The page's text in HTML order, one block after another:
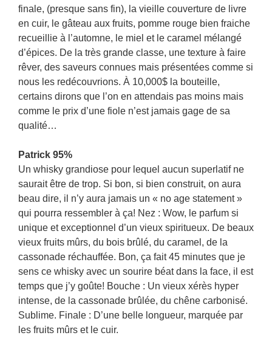
finale, (presque sans fin), la vieille couverture de livre
en cuir, le gâteau aux fruits, pomme rouge bien fraiche
recueillie à l’automne, le miel et le caramel mélangé
d’épices. De la très grande classe, une texture à faire
rêver, des saveurs connues mais présentées comme si
nous les redécouvrions. À 10,000$ la bouteille,
certains dirons que l’on en attendais pas moins mais
comme le prix d’une fiole n’est jamais gage de sa
qualité…
Patrick 95%
Un whisky grandiose pour lequel aucun superlatif ne
saurait être de trop. Si bon, si bien construit, on aura
beau dire, il n’y aura jamais un « no age statement »
qui pourra ressembler à ça! Nez : Wow, le parfum si
unique et exceptionnel d’un vieux spiritueux. De beaux
vieux fruits mûrs, du bois brûlé, du caramel, de la
cassonade réchauffée. Bon, ça fait 45 minutes que je
sens ce whisky avec un sourire béat dans la face, il est
temps que j’y goûte! Bouche : Un vieux xérès hyper
intense, de la cassonade brûlée, du chêne carbonisé.
Sublime. Finale : D’une belle longueur, marquée par
les fruits mûrs et le cuir.